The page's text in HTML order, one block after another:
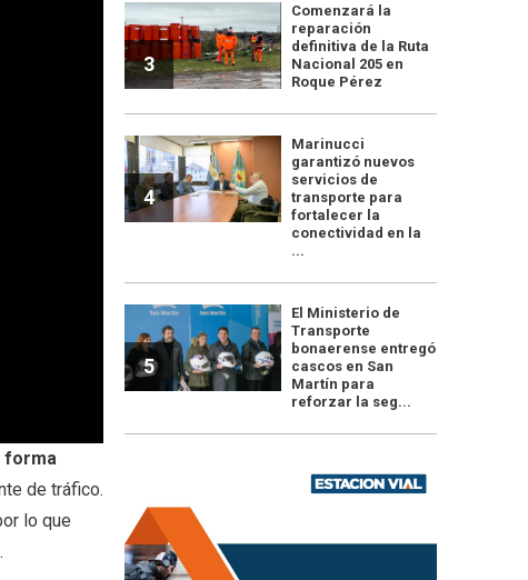
forma
de tráfico.
lo que
3
Comenzará la
reparación
definitiva de la Ruta
Nacional 205 en
Roque Pérez
4
Marinucci
garantizó nuevos
servicios de
transporte para
fortalecer la
conectividad en la
...
5
El Ministerio de
Transporte
bonaerense entregó
cascos en San
Martín para
reforzar la seg...